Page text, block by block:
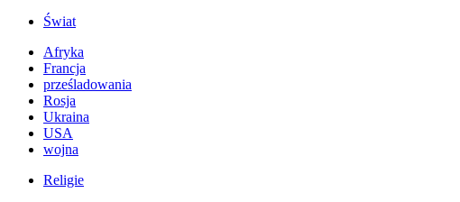
Świat
Afryka
Francja
prześladowania
Rosja
Ukraina
USA
wojna
Religie